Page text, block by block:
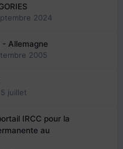
2024
Allemagne
2005
juillet
IRCC pour la
au